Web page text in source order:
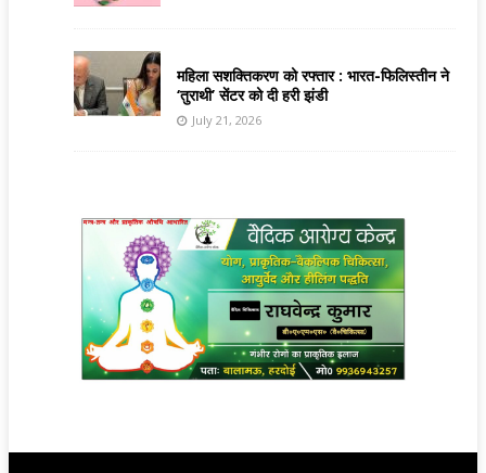
महिला सशक्तिकरण को रफ्तार : भारत-फिलिस्तीन ने
‘तुराथी’ सेंटर को दी हरी झंडी
July 21, 2026